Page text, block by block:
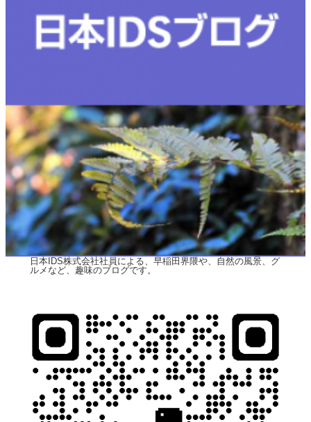
日本IDS株式会社社員による、早稲田界隈や、自然の風景、グ
ルメなど、趣味のブログです。